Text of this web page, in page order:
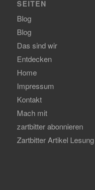
SEITEN
Blog
Blog
Das sind wir
Entdecken
Home
Impressum
Kontakt
Mach mit
zartbitter abonnieren
Zartbitter Artikel Lesung